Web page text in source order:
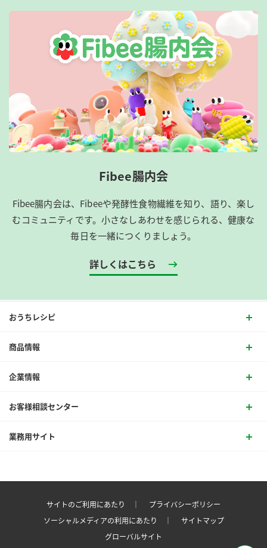
Fibee腸内会
Fibee腸内会は、​Fibeeや発酵性食物繊維を知り、語り、楽し
むコミュニティです。​小さなしあわせを感じられる、健康な
毎日を一緒につくりましょう。
詳しくはこちら
おうちレシピ
商品情報
企業情報
お客様相談センター
業務用サイト
サイトのご利用にあたり ｜
プライバシーポリシー
ソーシャルメディアの利用にあたり ｜
サイトマップ
グローバルサイト